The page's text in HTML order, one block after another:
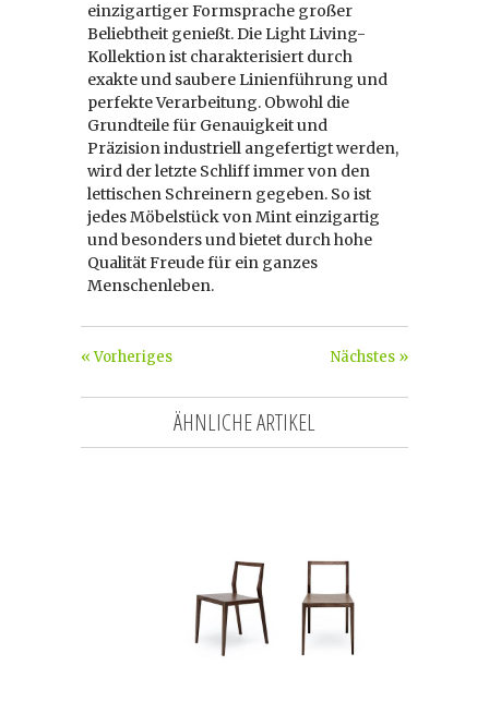
einzigartiger Formsprache großer
Beliebtheit genießt. Die Light Living-
Kollektion ist charakterisiert durch
exakte und saubere Linienführung und
perfekte Verarbeitung. Obwohl die
Grundteile für Genauigkeit und
Präzision industriell angefertigt werden,
wird der letzte Schliff immer von den
lettischen Schreinern gegeben. So ist
jedes Möbelstück von Mint einzigartig
und besonders und bietet durch hohe
Qualität Freude für ein ganzes
Menschenleben.
Nächstes »
« Vorheriges
ÄHNLICHE ARTIKEL